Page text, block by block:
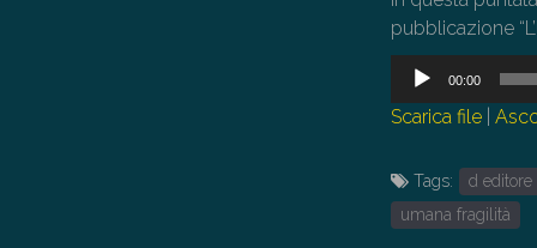
pubblicazione
Audio
00:00
Scarica file |
Tags: d editore
umana fragilità